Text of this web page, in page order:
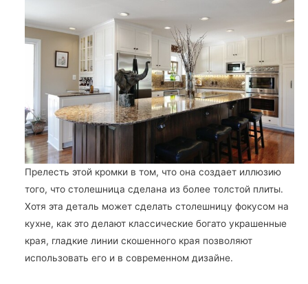
Прелесть этой кромки в том, что она создает иллюзию
того, что столешница сделана из более толстой плиты.
Хотя эта деталь может сделать столешницу фокусом на
кухне, как это делают классические богато украшенные
края, гладкие линии скошенного края позволяют
использовать его и в современном дизайне.